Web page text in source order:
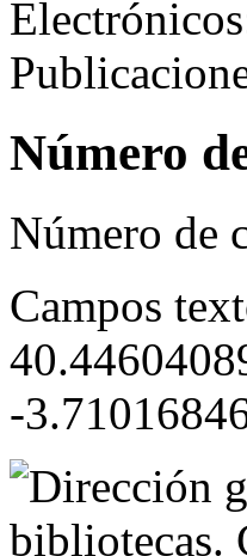
Número
Número de
Campos
-